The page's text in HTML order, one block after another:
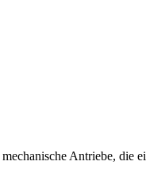
Antriebe, die